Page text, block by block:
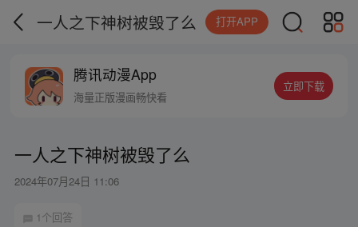
一人之下神树被毁了么 打开APP
腾讯动漫App
海量正版漫画畅快看
立即下载
一人之下神树被毁了么
2024年07月24日 11:06
1个回答